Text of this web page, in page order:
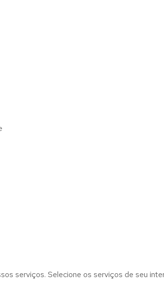
serviços. Selecione os serviços de seu